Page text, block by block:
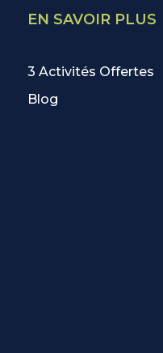
EN SAVOIR PLUS
3 Activités Offertes
Blog